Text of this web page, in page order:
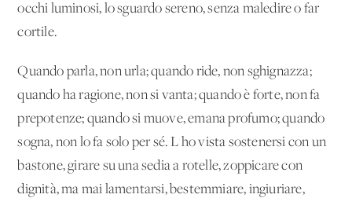
occhi luminosi, lo sguardo sereno, senza maledire o far
cortile.
Quando parla, non urla; quando ride, non sghignazza;
quando ha ragione, non si vanta; quando è forte, non fa
prepotenze; quando si muove, emana profumo; quando
sogna, non lo fa solo per sé. L'ho vista sostenersi con un
bastone, girare su una sedia a rotelle, zoppicare con
dignità, ma mai lamentarsi, bestemmiare, ingiuriare,